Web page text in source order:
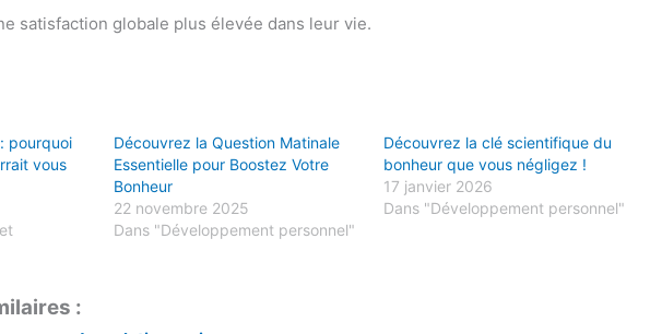
satisfaction globale plus élevée dans leur vie.
pourquoi
vous
Découvrez la Question Matinale
Essentielle pour Boostez Votre
Bonheur
22 novembre 2025
Dans "Développement personnel"
Découvrez la clé scientifique du
bonheur que vous négligez !
17 janvier 2026
Dans "Développement personnel"
: